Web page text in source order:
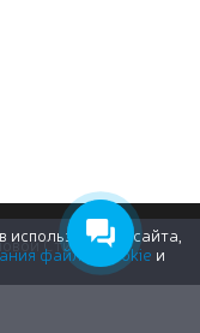
Стиль»
сайта,
файлов cookie и